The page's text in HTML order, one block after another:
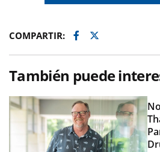
COMPARTIR: Facebook
Twitter
También puede